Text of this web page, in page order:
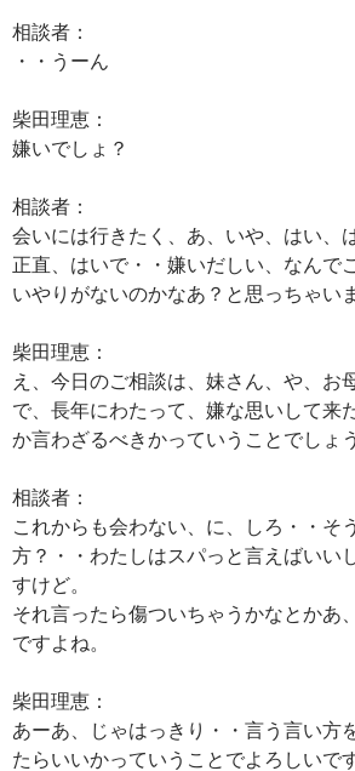
相談者：
・・うーん
柴田理恵：
嫌いでしょ？
相談者：
会いには行きたく、あ、いや、はい、
正直、はいで・・嫌いだしい、なんで
いやりがないのかなあ？と思っちゃい
柴田理恵：
え、今日のご相談は、妹さん、や、お
で、長年にわたって、嫌な思いして来
か言わざるべきかっていうことでしょ
相談者：
これからも会わない、に、しろ・・そ
方？・・わたしはスパっと言えばいい
すけど。
それ言ったら傷ついちゃうかなとかあ
ですよね。
柴田理恵：
あーあ、じゃはっきり・・言う言い方
たらいいかっていうことでよろしいで